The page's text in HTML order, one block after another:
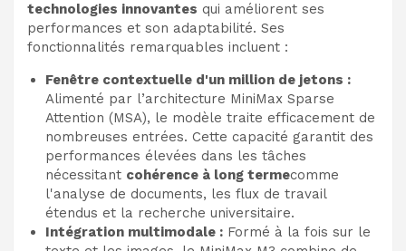
technologies innovantes qui améliorent ses
performances et son adaptabilité. Ses
fonctionnalités remarquables incluent :
Fenêtre contextuelle d'un million de jetons :
Alimenté par l’architecture MiniMax Sparse
Attention (MSA), le modèle traite efficacement de
nombreuses entrées. Cette capacité garantit des
performances élevées dans les tâches
nécessitant cohérence à long termecomme
l'analyse de documents, les flux de travail
étendus et la recherche universitaire.
Intégration multimodale : Formé à la fois sur le